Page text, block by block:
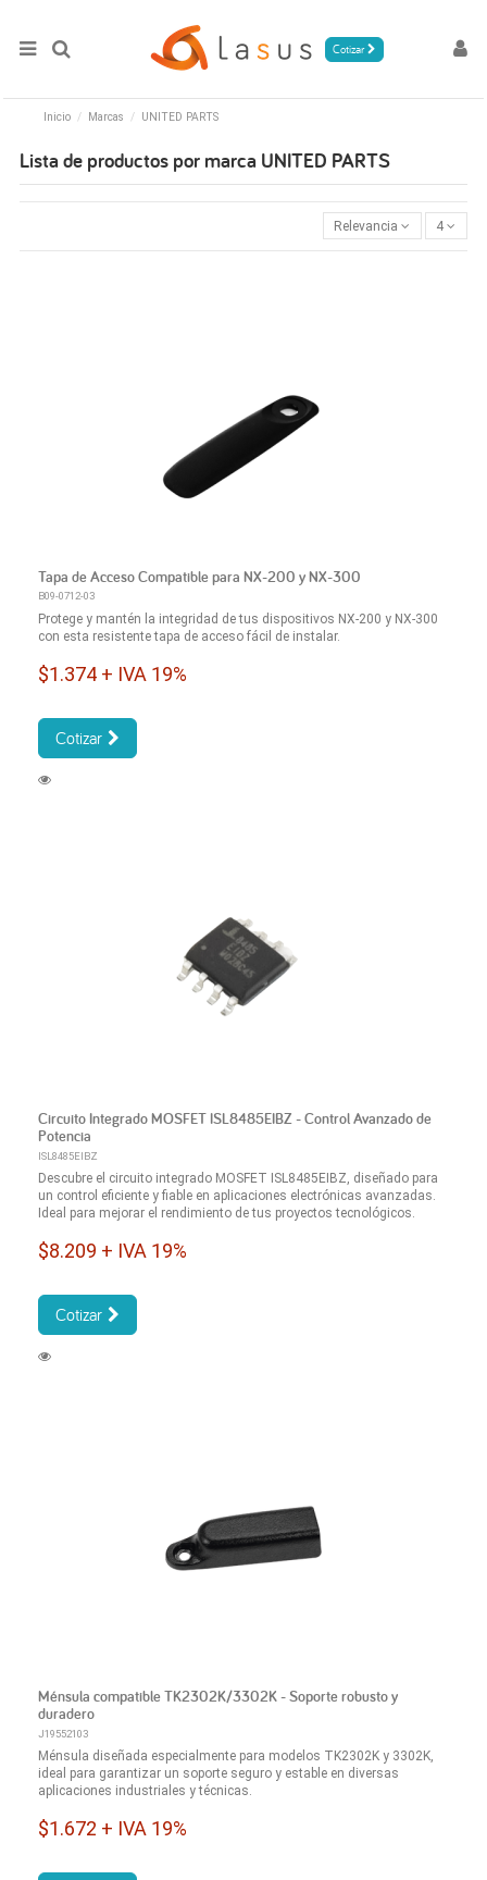
Cotizar
Inicio Marcas UNITED PARTS
Lista de productos por marca UNITED PARTS
Relevancia 4
Tapa de Acceso Compatible para NX-200 y NX-300
B09-0712-03
Protege y mantén la integridad de tus dispositivos NX-200 y NX-300
con esta resistente tapa de acceso fácil de instalar.
$1.374 + IVA 19%
Cotizar
Circuito Integrado MOSFET ISL8485EIBZ - Control Avanzado de
Potencia
ISL8485EIBZ
Descubre el circuito integrado MOSFET ISL8485EIBZ, diseñado para
un control eficiente y fiable en aplicaciones electrónicas avanzadas.
Ideal para mejorar el rendimiento de tus proyectos tecnológicos.
$8.209 + IVA 19%
Cotizar
Ménsula compatible TK2302K/3302K - Soporte robusto y
duradero
J19552103
Ménsula diseñada especialmente para modelos TK2302K y 3302K,
ideal para garantizar un soporte seguro y estable en diversas
aplicaciones industriales y técnicas.
$1.672 + IVA 19%